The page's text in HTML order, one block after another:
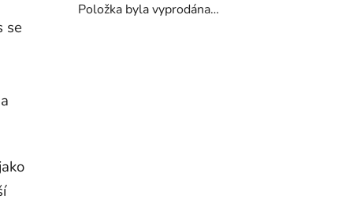
se
Položka byla vyprodána…